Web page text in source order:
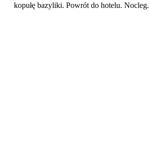
kopułę bazyliki. Powrót do hotelu. Nocleg.